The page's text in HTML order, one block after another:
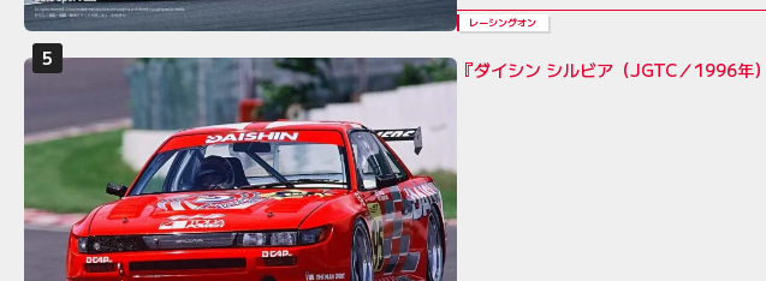
レーシングオン
『ダイシン シルビア（JGTC／1996年